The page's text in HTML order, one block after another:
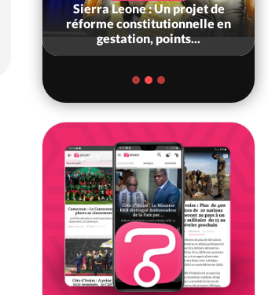
Sierra Leone : Un projet de
réforme constitutionnelle en
gestation, points...